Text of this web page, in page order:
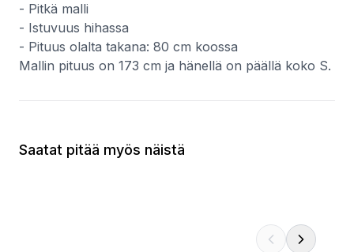
- Pitkä malli
- Istuvuus hihassa
- Pituus olalta takana: 80 cm koossa
Mallin pituus on 173 cm ja hänellä on päällä koko S.
Saatat pitää myös näistä